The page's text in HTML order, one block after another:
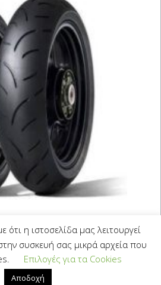
II
70 ZR 16 (61W)
ότι η ιστοσελίδα μας λειτουργεί
συσκευή σας μικρά αρχεία που
Επιλογές για τα Cookies
Αποδοχή